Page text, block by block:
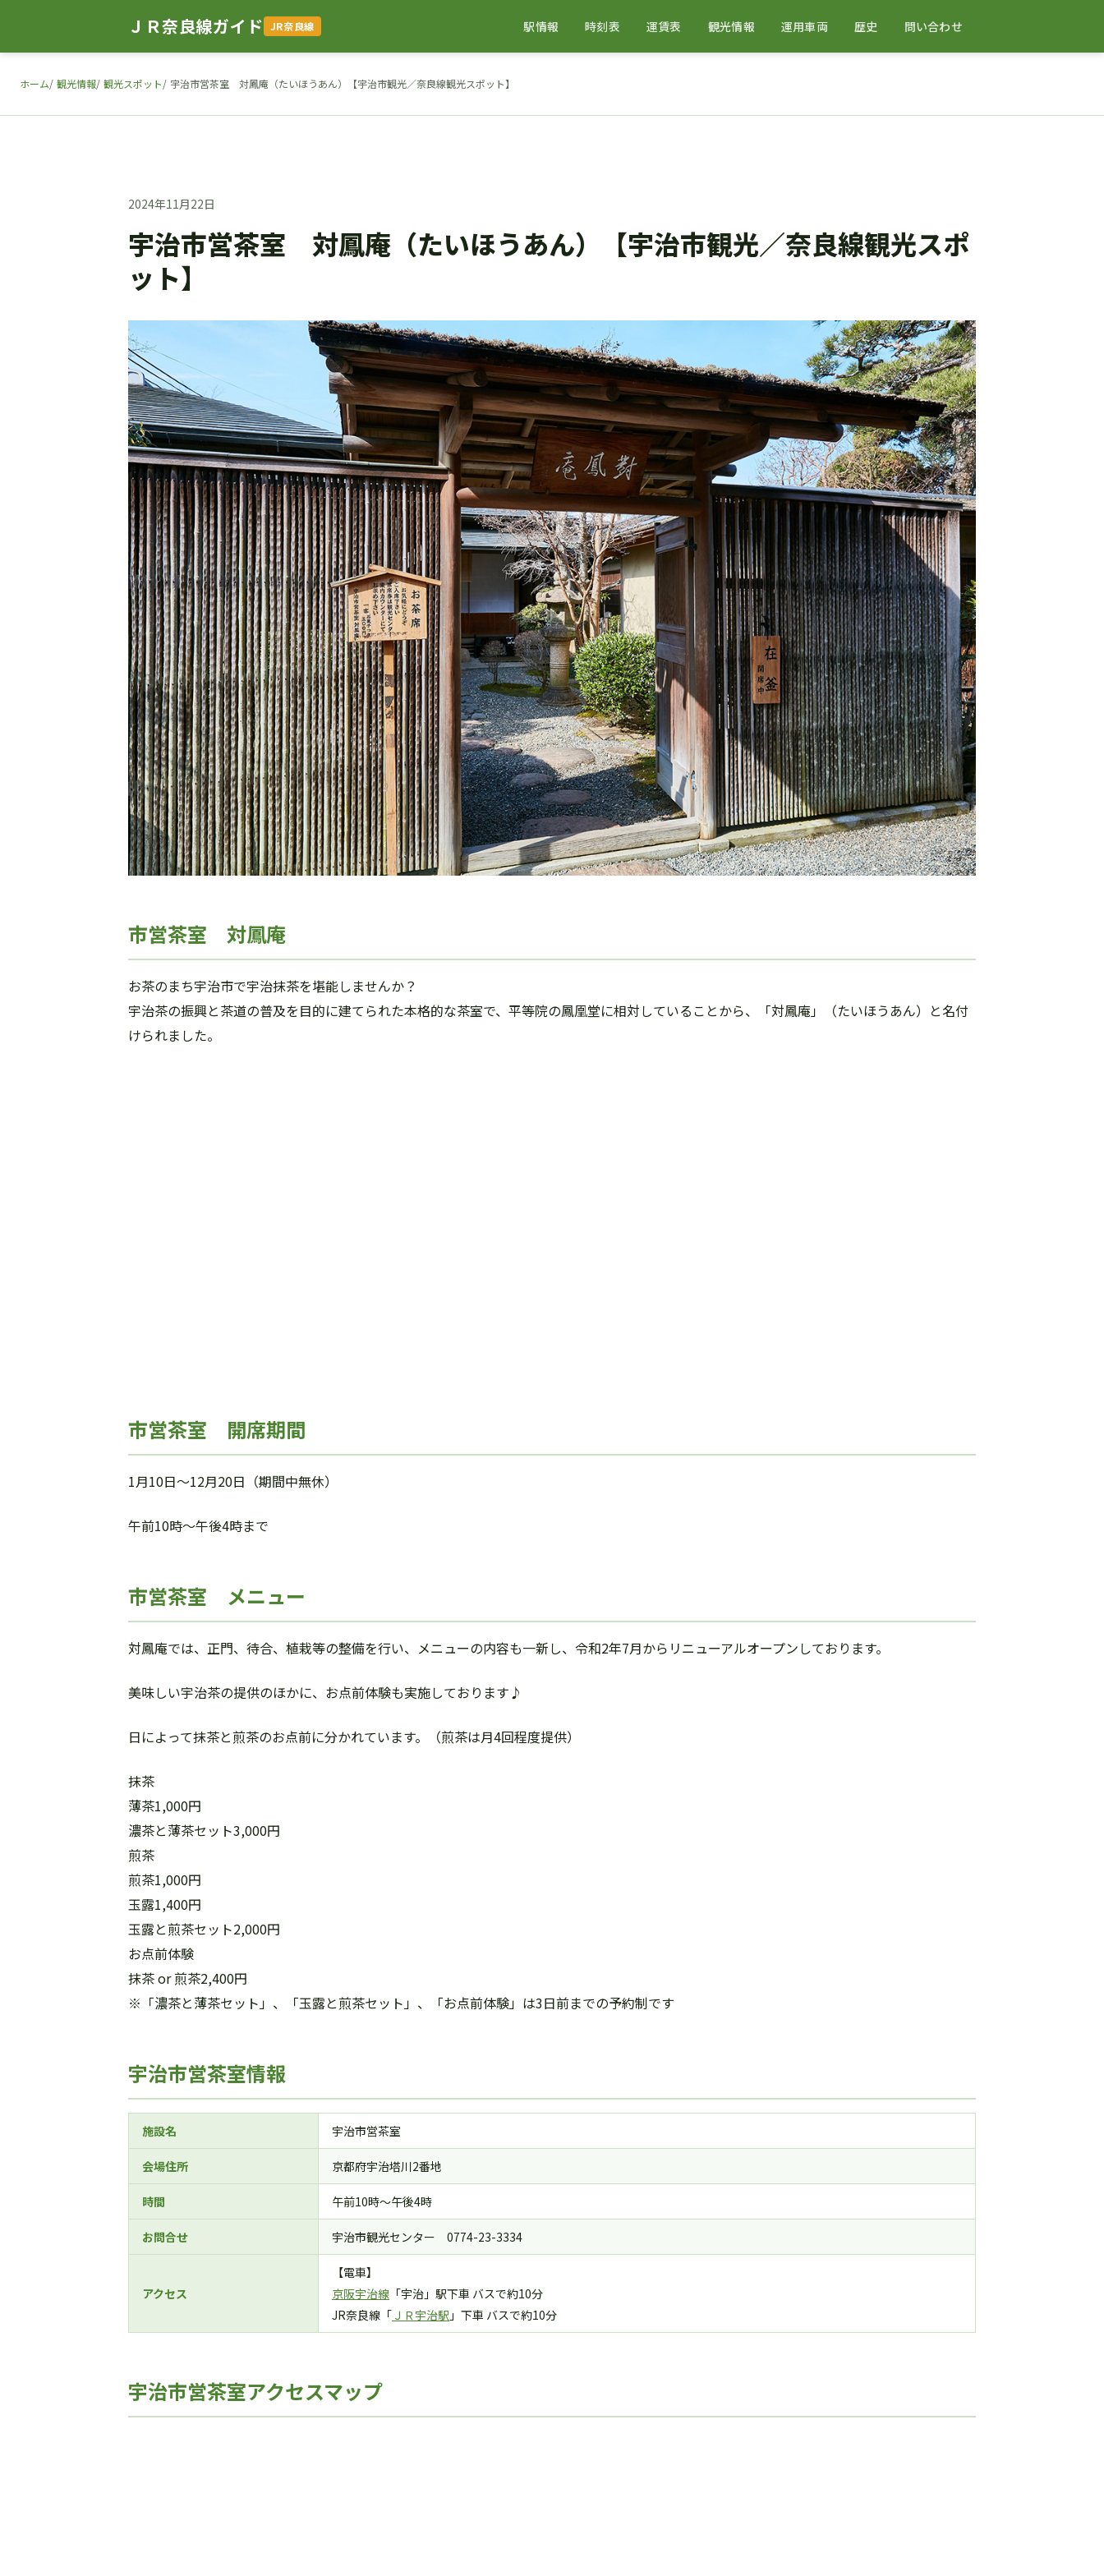
ＪＲ奈良線ガイド JR奈良線 駅情報 時刻表 運賃表 観光情報 運用車両 歴史 問い合わせ
ホーム 観光情報 観光スポット 宇治市営茶室 対鳳庵（たいほうあん）【宇治市観光／奈良線観光スポット】
2024年11月22日
宇治市営茶室 対鳳庵（たいほうあん）【宇治市観光／奈良線観光スポ
ット】
市営茶室 対鳳庵
お茶のまち宇治市で宇治抹茶を堪能しませんか？
宇治茶の振興と茶道の普及を目的に建てられた本格的な茶室で、平等院の鳳凰堂に相対していることから、「対鳳庵」（たいほうあん）と名付
けられました。
市営茶室 開席期間
1月10日～12月20日（期間中無休）
午前10時～午後4時まで
市営茶室 メニュー
対鳳庵では、正門、待合、植栽等の整備を行い、メニューの内容も一新し、令和2年7月からリニューアルオープンしております。
美味しい宇治茶の提供のほかに、お点前体験も実施しております♪
日によって抹茶と煎茶のお点前に分かれています。（煎茶は月4回程度提供）
抹茶
薄茶1,000円
濃茶と薄茶セット3,000円
煎茶
煎茶1,000円
玉露1,400円
玉露と煎茶セット2,000円
お点前体験
抹茶 or 煎茶2,400円
※「濃茶と薄茶セット」、「玉露と煎茶セット」、「お点前体験」は3日前までの予約制です
宇治市営茶室情報
施設名 宇治市営茶室
会場住所 京都府宇治塔川2番地
時間 午前10時～午後4時
お問合せ 宇治市観光センター 0774-23-3334
アクセス
【電車】
京阪宇治線 「宇治」駅下車 バスで約10分
JR奈良線「 ＪＲ宇治駅 」下車 バスで約10分
宇治市営茶室アクセスマップ